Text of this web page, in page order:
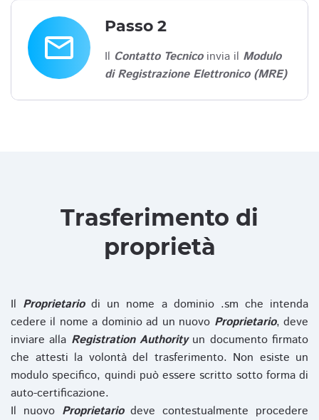
email
Passo 2
Il Contatto Tecnicoinvia il Modulo
di Registrazione Elettronico (MRE)
Trasferimento di
proprietà
Il Proprietariodi un nome a dominio .sm che intenda
cedere il nome a dominio ad un nuovo Proprietario, deve
inviare alla Registration Authorityun documento firmato
che attesti la volontà del trasferimento. Non esiste un
modulo specifico, quindi può essere scritto sotto forma di
auto-certificazione.
Il nuovo Proprietariodeve contestualmente procedere